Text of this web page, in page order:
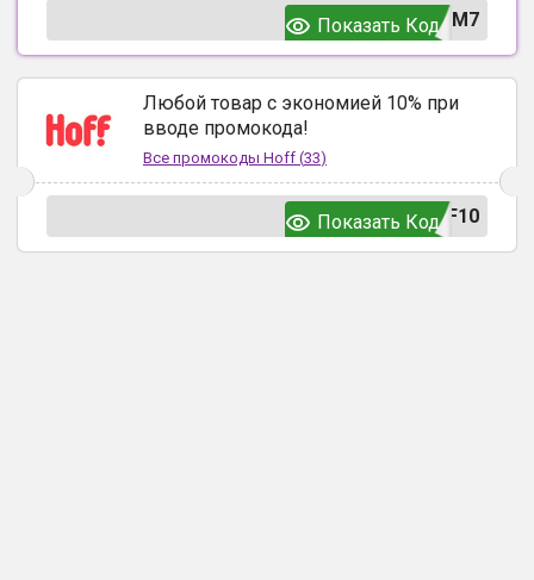
UM7
Показать Код
Любой товар с экономией 10% при
вводе промокода!
Все промокоды Hoff (33)
F10
Показать Код